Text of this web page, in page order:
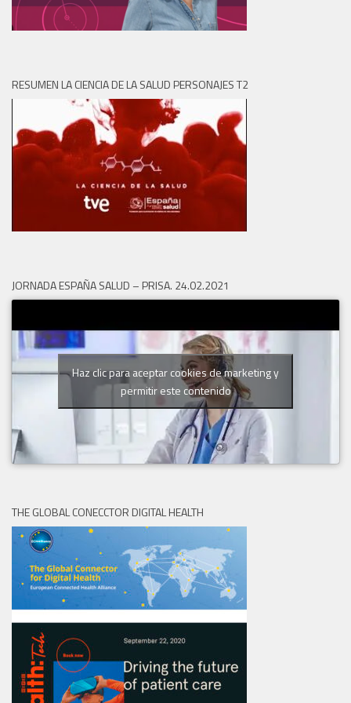
RESUMEN LA CIENCIA DE LA SALUD PERSONAJES T2
JORNADA ESPAÑA SALUD – PRISA. 24.02.2021
Haz clic para aceptar cookies de marketing y
permitir este contenido
THE GLOBAL CONECCTOR DIGITAL HEALTH